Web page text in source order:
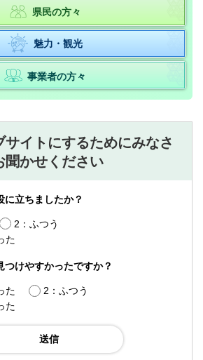
県民の方々
魅力・観光
事業者の方々
サイトにするためにみなさ
聞かせください
に立ちましたか？
2：ふつう
た
つけやすかったですか？
た
2：ふつう
た